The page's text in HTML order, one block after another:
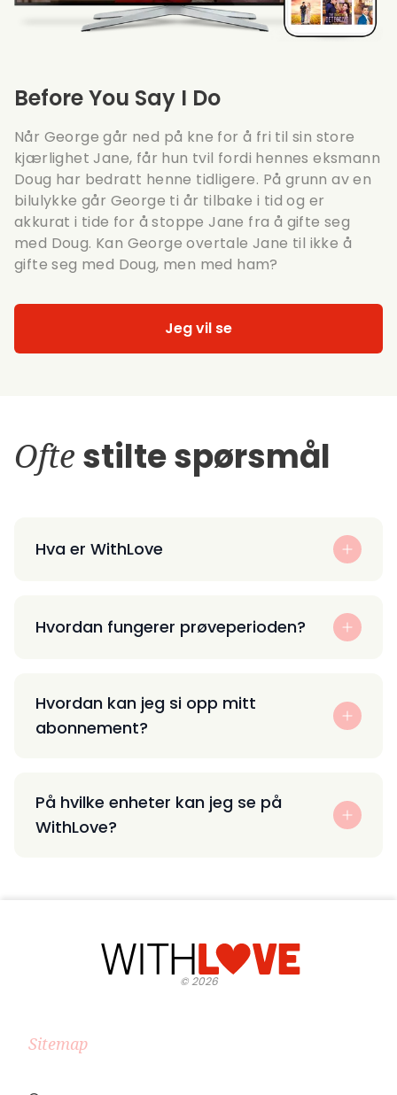
Before You Say I Do
Når George går ned på kne for å fri til sin store
kjærlighet Jane, får hun tvil fordi hennes eksmann
Doug har bedratt henne tidligere. På grunn av en
bilulykke går George ti år tilbake i tid og er
akkurat i tide for å stoppe Jane fra å gifte seg
med Doug. Kan George overtale Jane til ikke å
gifte seg med Doug, men med ham?
Jeg vil se
Ofte stilte spørsmål
Hva er WithLove
Hvordan fungerer prøveperioden?
Hvordan kan jeg si opp mitt
abonnement?
På hvilke enheter kan jeg se på
WithLove?
©2026
Sitemap